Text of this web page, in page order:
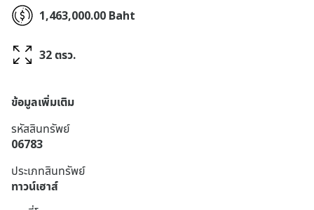
1,463,000.00 Baht
32 ตรว.
ข้อมูลเพิ่มเติม
รหัสสินทรัพย์
06783
ประเภทสินทรัพย์
ทาวน์เฮาส์